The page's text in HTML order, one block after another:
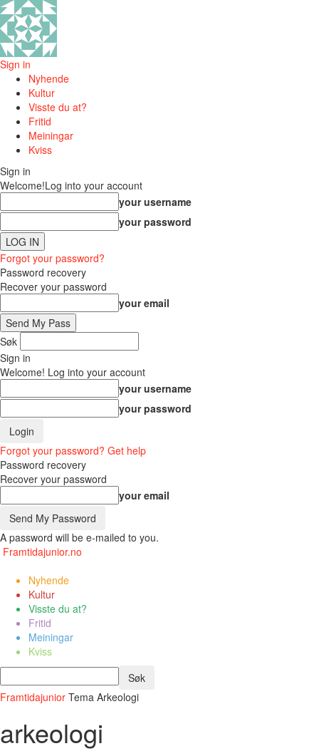
Sign in
Nyhende
Kultur
Visste du at?
Fritid
Meiningar
Kviss
Sign in
Welcome!Log into your account
your username
your password
Forgot your password?
Password recovery
Recover your password
your email
Søk
Sign in
Welcome! Log into your account
your username
your password
Forgot your password? Get help
Password recovery
Recover your password
your email
A password will be e-mailed to you.
Framtidajunior.no
Nyhende
Kultur
Visste du at?
Fritid
Meiningar
Kviss
Framtidajunior Tema Arkeologi
arkeologi